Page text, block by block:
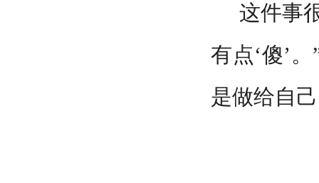
这件事
有点‘傻’
是做给自